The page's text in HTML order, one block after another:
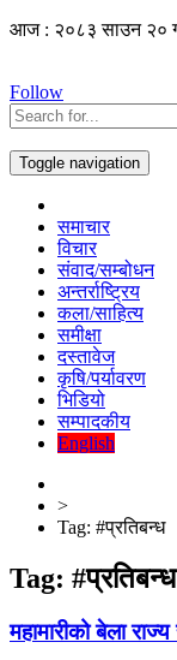
आज : २०८३ साउन २०
Follow
Toggle navigation
समाचार
विचार
संवाद/सम्बोधन
अन्तर्राष्ट्रिय
कला/साहित्य
समीक्षा
दस्तावेज
कृषि/पर्यावरण
भिडियो
सम्पादकीय
English
>
Tag: #प्रतिबन्ध
Tag: #प्रतिबन्ध
महामारीको बेला